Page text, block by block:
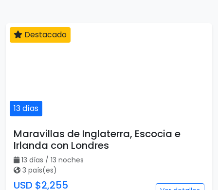
13 días
Destacado
Maravillas de Inglaterra, Escocia e
Irlanda con Londres
13 días / 13 noches
3 país(es)
USD $2,255